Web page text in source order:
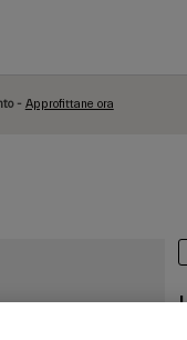
- Approfittane ora